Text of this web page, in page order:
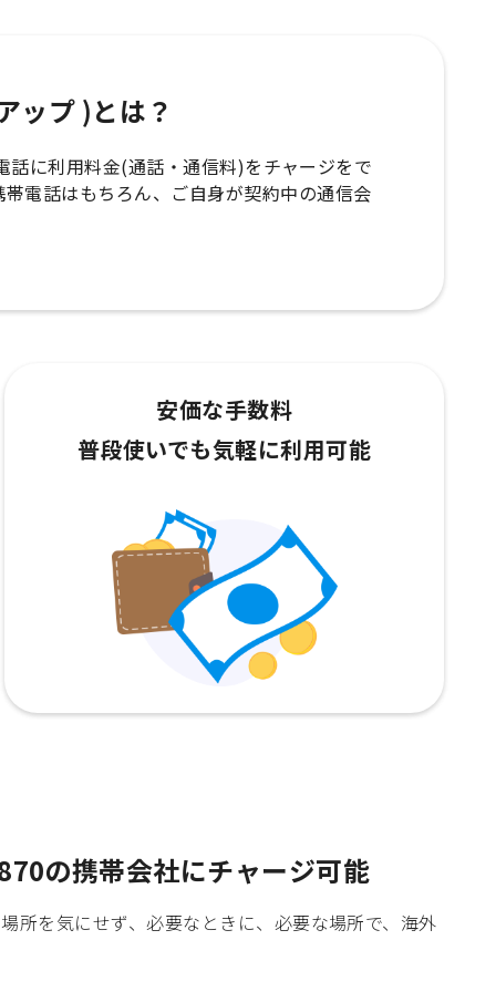
ップ )とは？
に利用料金(通話・通信料)をチャージをで
電話はもちろん、ご自身が契約中の通信会
安価な手数料
普段使いでも気軽に利用可能
の携帯会社にチャージ可能
所を気にせず、必要なときに、必要な場所で、海外